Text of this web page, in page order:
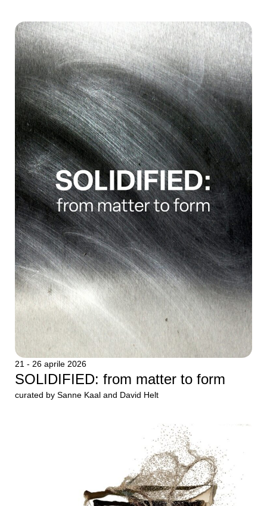
21 - 26 aprile 2026
SOLIDIFIED: from matter to form
curated by Sanne Kaal and David Helt